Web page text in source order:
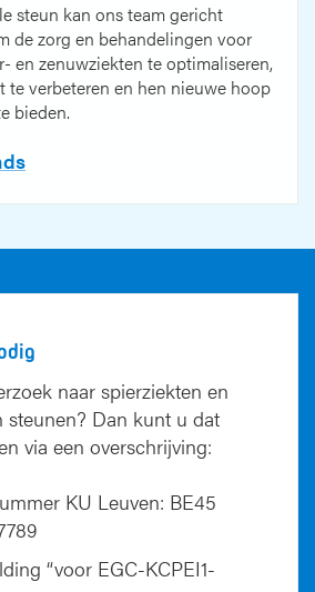
steun kan ons team gericht
de zorg en behandelingen voor
en zenuwziekten te optimaliseren,
te verbeteren en hen nieuwe hoop
bieden.
naar spierziekten en
steunen? Dan kunt u dat
via een overschrijving:
KU Leuven: BE45
“voor EGC-KCPEI1-